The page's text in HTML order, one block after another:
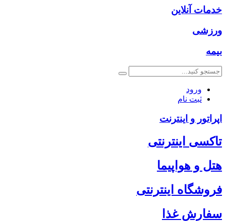
خدمات آنلاین
ورزشی
بیمه
ورود
ثبت نام
اپراتور و اینترنت
تاکسی اینترنتی
هتل و هواپیما
فروشگاه اینترنتی
سفارش غذا